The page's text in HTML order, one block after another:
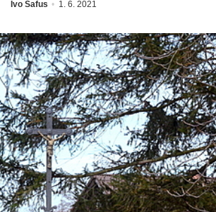
Ivo Šafus 1. 6. 2021